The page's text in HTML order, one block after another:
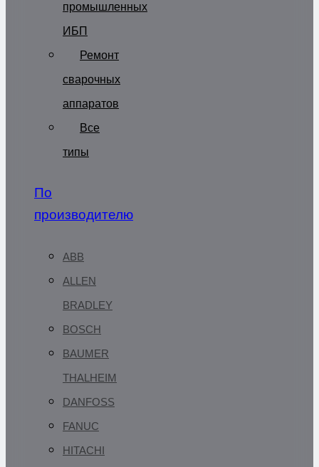
промышленных
ИБП
Ремонт
сварочных
аппаратов
Все
типы
По
производителю
ABB
ALLEN
BRADLEY
BOSCH
BAUMER
THALHEIM
DANFOSS
FANUC
HITACHI